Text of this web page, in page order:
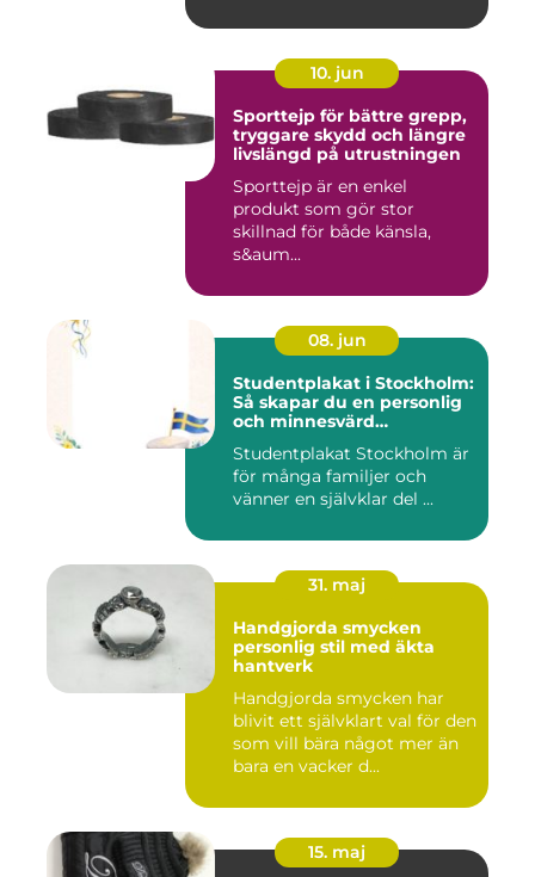
10. jun
Sporttejp för bättre grepp,
tryggare skydd och längre
livslängd på utrustningen
Sporttejp är en enkel
produkt som gör stor
skillnad för både känsla,
s&aum...
08. jun
Studentplakat i Stockholm:
Så skapar du en personlig
och minnesvärd
Studentplakat Stockholm är
för många familjer och
vänner en självklar del ...
31. maj
Handgjorda smycken
personlig stil med äkta
hantverk
Handgjorda smycken har
blivit ett självklart val för den
som vill bära något mer än
bara en vacker d...
15. maj